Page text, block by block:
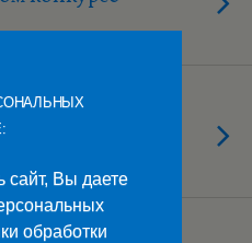
сайт, Вы даете
обработки